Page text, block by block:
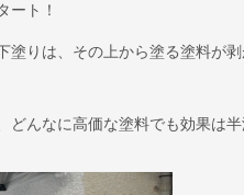
ート！
塗りは、その上から塗る塗料が
どんなに高価な塗料でも効果は